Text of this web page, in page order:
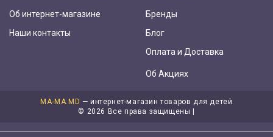
Об интернет-магазине
Наши контакты
Бренды
Блог
Оплата и Доставка
Об Акциях
MA-MA.MD — интернет-магазин товаров для детей
© 2026 Все права защищены |